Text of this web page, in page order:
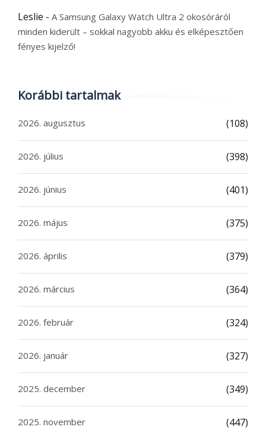
Leslie - A Samsung Galaxy Watch Ultra 2 okosóráról
minden kiderült – sokkal nagyobb akku és elképesztően
fényes kijelző!
Korábbi tartalmak
2026. augusztus (108)
2026. július (398)
2026. június (401)
2026. május (375)
2026. április (379)
2026. március (364)
2026. február (324)
2026. január (327)
2025. december (349)
2025. november (447)